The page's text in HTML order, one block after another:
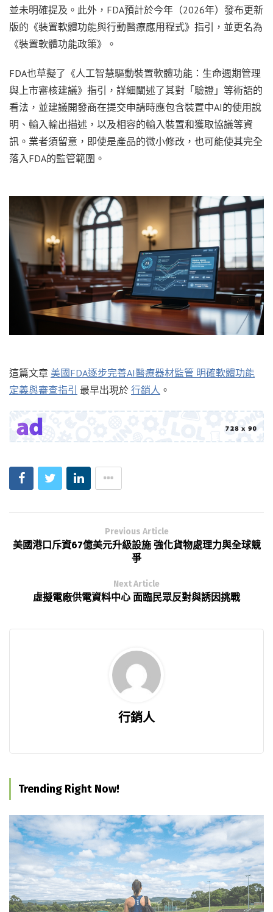
並未明確提及。此外，FDA預計於今年（2026年）發布更新
版的《裝置軟體功能與行動醫療應用程式》指引，並更名為
《裝置軟體功能政策》。
FDA也草擬了《人工智慧驅動裝置軟體功能：生命週期管理
與上市審核建議》指引，詳細闡述了其對「驗證」等術語的
看法，並建議開發商在提交申請時應包含裝置中AI的使用說
明、輸入輸出描述，以及相容的輸入裝置和獲取協議等資
訊。業者須留意，即使是產品的微小修改，也可能使其完全
落入FDA的監管範圍。
這篇文章 美國FDA逐步完善AI醫療器材監管 明確軟體功能
定義與審查指引 最早出現於 行銷人 。
Previous Article
美國港口斥資67億美元升級設施 強化貨物處理力與全球競
爭
Next Article
虛擬電廠供電資料中心 面臨民眾反對與誘因挑戰
行銷人
Trending Right Now!